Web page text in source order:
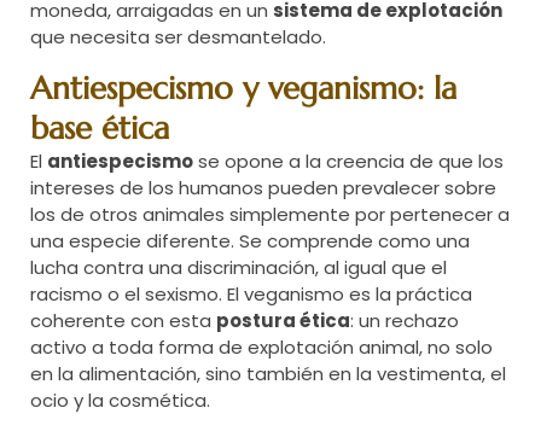
moneda, arraigadas en un sistema de explotación
que necesita ser desmantelado.
Antiespecismo y veganismo: la
base ética
El antiespecismose opone a la creencia de que los
intereses de los humanos pueden prevalecer sobre
los de otros animales simplemente por pertenecer a
una especie diferente. Se comprende como una
lucha contra una discriminación, al igual que el
racismo o el sexismo. El veganismo es la práctica
coherente con esta postura ética: un rechazo
activo a toda forma de explotación animal, no solo
en la alimentación, sino también en la vestimenta, el
ocio y la cosmética.